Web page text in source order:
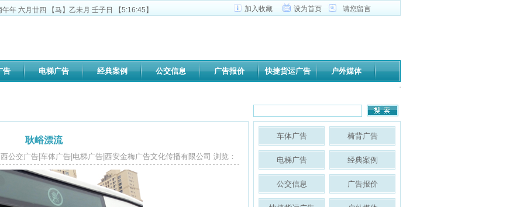
午年 六月廿四 【马】乙未月 壬子日 【5:16:46 】 加入收藏 设为首页 请您留言
告 电梯广告 经典案例 公交信息 广告报价 快捷货运广告 户外媒体
耿峪漂流
公交广告|车体广告|电梯广告|西安金梅广告文化传播有限公司 浏览：
3808 次
车体广告 椅背广告
电梯广告 经典案例
公交信息 广告报价